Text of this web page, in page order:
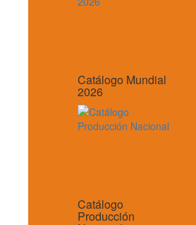
Catálogo Mundial
2026
Catálogo
Producción